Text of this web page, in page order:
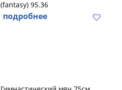
(fantasy) 95.36
подробнее